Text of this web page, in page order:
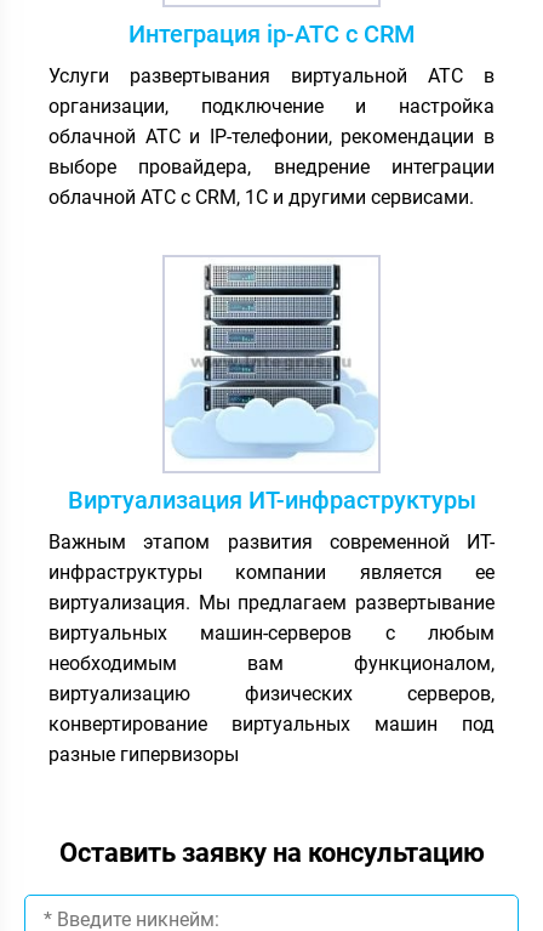
Интеграция ip-АТС с CRM
Услуги развертывания виртуальной АТС в
организации, подключение и настройка
облачной АТС и IP-телефонии, рекомендации в
выборе провайдера, внедрение интеграции
облачной АТС с CRM, 1С и другими сервисами.
Виртуализация ИТ-инфраструктуры
Важным этапом развития современной ИТ-
инфраструктуры компании является ее
виртуализация. Мы предлагаем развертывание
виртуальных машин-серверов с любым
необходимым вам функционалом,
виртуализацию физических серверов,
конвертирование виртуальных машин под
разные гипервизоры
Оставить заявку на консультацию